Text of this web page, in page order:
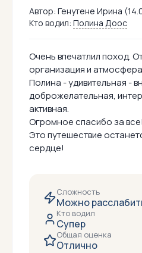
Автор: Генутене Ирина
Кто водил: Полина Доос
Очень впечатлил поход.
организация и атмосфера
Полина - удивительная -
доброжелательная,
активная.
Огромное спасибо за все!
Это путешествие
сердце!
Сложность
Можно
Кто водил
Супер
Общая оценка
Отлично